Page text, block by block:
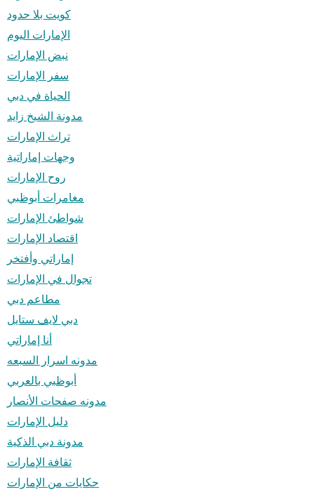
كويت بلا حدود
الإمارات اليوم
نبض الإمارات
سفر الإمارات
الحياة في دبي
مدونة الشيخ زايد
تراث الإمارات
وجهات إماراتية
روح الإمارات
مغامرات أبوظبي
شواطئ الإمارات
اقتصاد الإمارات
إماراتي وأفتخر
تجوال في الإمارات
مطاعم دبي
دبي لايف ستايل
أنا إماراتي
مدونه اسرار السبعه
أبوظبي بالعربي
مدونه صفحات الأنصار
دليل الإمارات
مدونة دبي الذكية
ثقافة الإمارات
حكايات من الإمارات